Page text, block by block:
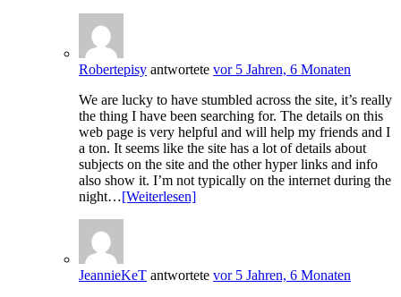
Robertepisy antwortete vor 5 Jahren, 6 Monaten
We are lucky to have stumbled across the site, it’s really
the thing I have been searching for. The details on this
web page is very helpful and will help my friends and I
a ton. It seems like the site has a lot of details about
subjects on the site and the other hyper links and info
also show it. I’m not typically on the internet during the
night…[Weiterlesen]
JeannieKeT antwortete vor 5 Jahren, 6 Monaten